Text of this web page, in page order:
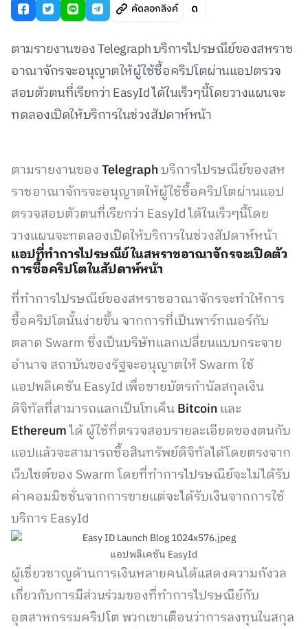
คัดลอกลิงค์
ตามรายงานของ Telegraph บริการไปรษณีย์ของสหราช
อาณาจักรจะอนุญาตให้ผู้ใช้ซื้อคริปโตผ่านแอปตรวจ
สอบตัวตนที่เรียกว่า EasyId ได้ในเร็วๆนี้โดยวางแผนจะ
ทดลองเปิดให้บริการในช่วงสัปดาห์หน้า
ตามรายงานของTelegraphบริการไปรษณีย์ของสห
ราชอาณาจักรจะอนุญาตให้ผู้ใช้ซื้อคริปโตผ่านแอป
ตรวจสอบตัวตนที่เรียกว่า EasyId ได้ในเร็วๆนี้โดย
วางแผนจะทดลองเปิดให้บริการในช่วงสัปดาห์หน้า
แอปที่ทำการไปรษณีย์ในสหราชอาณาจักรจะเปิดตัว
การซื้อคริปโตในสัปดาห์หน้า
ที่ทำการไปรษณีย์ของสหราชอาณาจักรจะทำให้การ
ซื้อคริปโตนั้นง่ายขึ้น จากการที่เป็นพาร์ทเนอร์กับ
ตลาด Swarm ซึ่งเป็นบริษัทแลกเปลี่ยนแบบกระจาย
อำนาจ สถาบันของรัฐจะอนุญาตให้ Swarm ใช้
แอปพลิเคชัน EasyId เพื่อขายบัตรกำนัลสกุลเงิน
ดิจิทัลที่สามารถแลกเป็นโทเค็นBitcoinและ
Ethereumได้ ผู้ใช้ที่ตรวจสอบรายละเอียดของตนกับ
แอปแล้วจะสามารถซื้อสินทรัพย์ดิจิทัลได้โดยตรงจาก
เว็บไซต์ของ Swarm โดยที่ทำการไปรษณีย์จะไม่ได้รับ
ค่าคอมมิชชั่นจากการขายแต่จะได้รับเงินจากการใช้
บริการ EasyId
แอปพลิเคชัน EasyId
ผู้เชี่ยวชาญด้านการเงินหลายคนได้แสดงความกังวล
เกี่ยวกับการมีส่วนร่วมของที่ทำการไปรษณีย์กับ
อุตสาหกรรมคริปโต พวกเขาเตือนว่าการลงทุนในสกุล